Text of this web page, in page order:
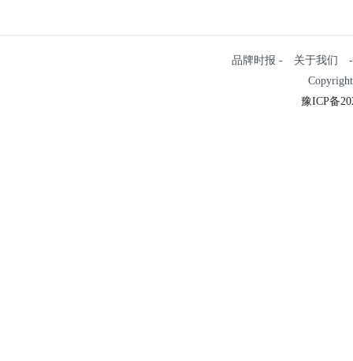
品牌时报 - 关于我们
豫ICP备